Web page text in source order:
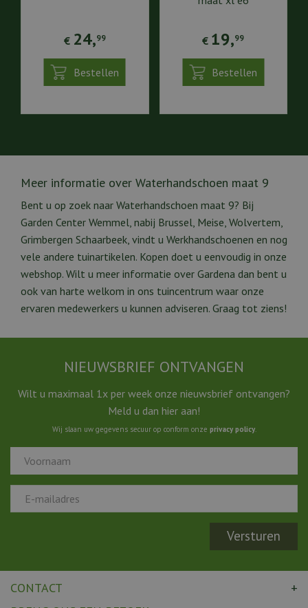
€ 24,99
Bestellen
€ 19,99
Bestellen
Meer informatie over Waterhandschoen maat 9
Bent u op zoek naar Waterhandschoen maat 9? Bij
Garden Center Wemmel, nabij Brussel, Meise, Wolvertem,
Grimbergen Schaarbeek, vindt u Werkhandschoenen en nog
vele andere tuinartikelen. Kopen doet u eenvoudig in onze
webshop. Wilt u meer informatie over Gardena dan bent u
ook van harte welkom in ons tuincentrum waar onze
ervaren medewerkers u kunnen adviseren. Graag tot ziens!
NIEUWSBRIEF ONTVANGEN
Wilt u maximaal 1x per week onze nieuwsbrief ontvangen?
Meld u dan hier aan!
Wij slaan uw gegevens secuur op conform onze privacy policy.
CONTACT